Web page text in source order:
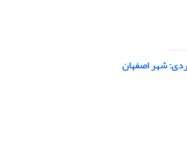
شهر اصفهان